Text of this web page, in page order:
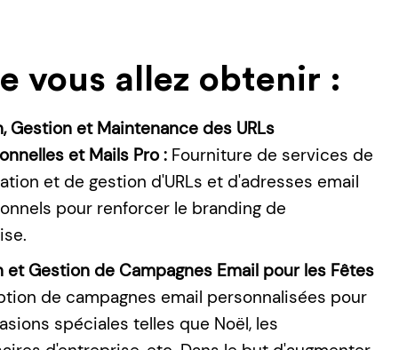
vous allez obtenir :
Gestion et Maintenance des URLs
et Mails Pro : Fourniture de services de
et de gestion d'URLs et d'adresses email
pour renforcer le branding de
et Gestion de Campagnes Email pour les Fêtes
de campagnes email personnalisées pour
spéciales telles que Noël, les